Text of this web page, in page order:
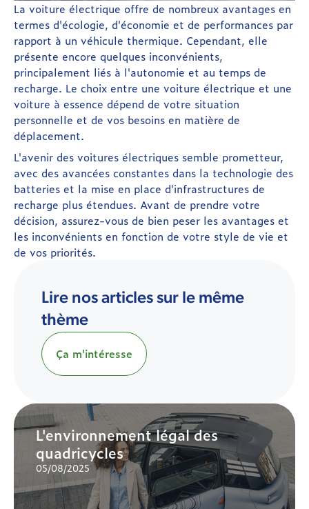
La voiture électrique offre de nombreux avantages en
termes d'écologie, d'économie et de performances par
rapport à un véhicule thermique. Cependant, elle
présente encore quelques inconvénients,
principalement liés à l'autonomie et au temps de
recharge. Le choix entre une voiture électrique et une
voiture à essence dépend de votre situation
personnelle et de vos besoins en matière de
déplacement.
L'avenir des voitures électriques semble prometteur,
avec des avancées constantes dans la technologie des
batteries et la mise en place d'infrastructures de
recharge plus étendues. Avant de prendre votre
décision, assurez-vous de bien peser les avantages et
les inconvénients en fonction de votre style de vie et
de vos priorités.
Lire nos articles sur le même
thème
Ça m'intéresse
L'environnement légal des
quadricycles
05/08/2025